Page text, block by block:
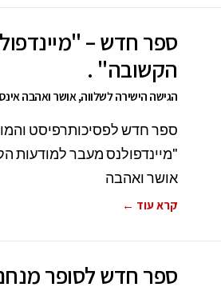
ספר חדש –
הקשובה" .
הגישה הישירה לשלווה, אושר ואהבה
ספר חדש לפסיכותרפיסט
"מיינדפולנס מעבר למודעות
אושר ואהבה
קרא עוד ←
ספר חדש לסופר